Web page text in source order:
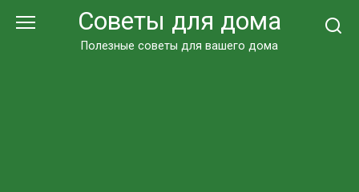
Советы для дома
Полезные советы для вашего дома